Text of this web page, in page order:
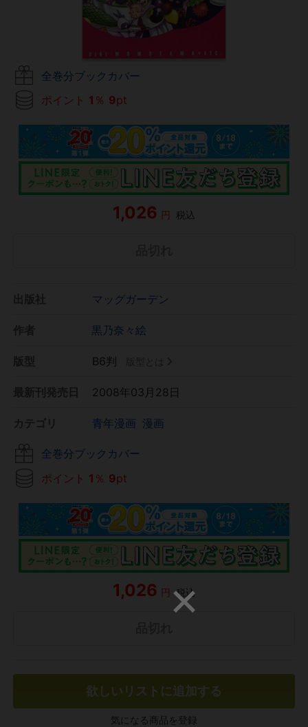
全巻分ブックカバー
ポイント 1 ％ 9pt
1,026 円 税込
マッグガーデン
黒乃奈々絵
B6判
2008年03月28日
青年漫画 漫画
全巻分ブックカバー
ポイント 1 ％ 9pt
1,026 円 税込
欲しいリストに追加する
気になる商品を登録